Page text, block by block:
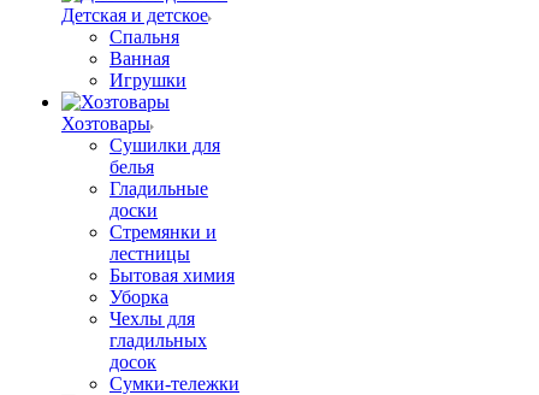
Детская и детское
Спальня
Ванная
Игрушки
Хозтовары
Сушилки для
белья
Гладильные
доски
Стремянки и
лестницы
Бытовая химия
Уборка
Чехлы для
гладильных
досок
Сумки-тележки